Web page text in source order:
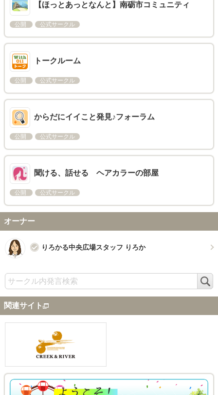
【ほっとあっとなんと】南砺市コミュニティ
公開 公式サークル
トークルーム
公開 公式サークル
からだにイイこと発見♪フォーラム
公開 公式サークル
聞ける、話せる ヘアカラーの部屋
公開 公式サークル
オーナー
りろかる中央広場スタッフ りろか
関連サイト